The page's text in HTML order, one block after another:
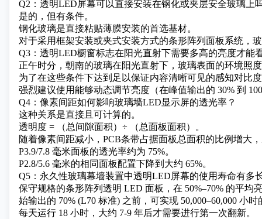
Q2：透明LED屏幕可以直接安装在钢化或夹层安全玻璃上
是的，但有条件。
钢化玻璃是直接粘贴薄膜安装的首选基材。
对于采用框架安装或夹式安装方式的条形阵列面板系统，
Q3：透明LED橱窗标志在阳光直射下需要多高的亮度才能
正午时分，朝南的玻璃在阳光直射下，玻璃表面的环境照
为了在这些条件下达到足以保证内容清晰可见的感知对比
强烈建议使用能够动态调节亮度（在峰值输出的 30% 到
Q4：像素间距如何影响玻璃墙LED显示屏的透光率？
这种关系是直接且可计算的。
透明度 = （总间隙面积）÷ （总面板面积）。
随着像素间距减小，PCB条带占据面板总面积的比例增大
P3.9/7.8 毫米面板的透光率约为 75%。
P2.8/5.6 毫米的相同面板配置下降到大约 65%。
Q5：永久性玻璃幕墙装置中透明LED屏幕的使用寿命有多
保守规格的条形阵列透明 LED 面板，在 50%–70% 的平
始输出的 70% (L70 标准) 之前，可实现 50,000–60,000 小
每天运行 18 小时，大约 7-9 年后才需要进行第一次翻新。